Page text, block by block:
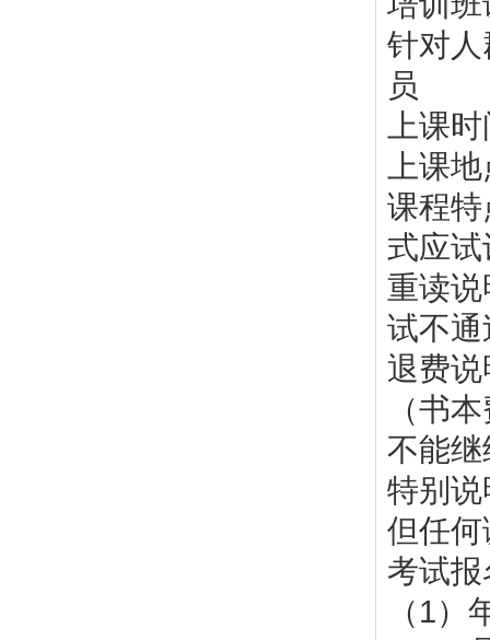
针对
员
上课
上课
课程
式应
重读
试不
退费
（书
不能
特别
但任
考试
（1）